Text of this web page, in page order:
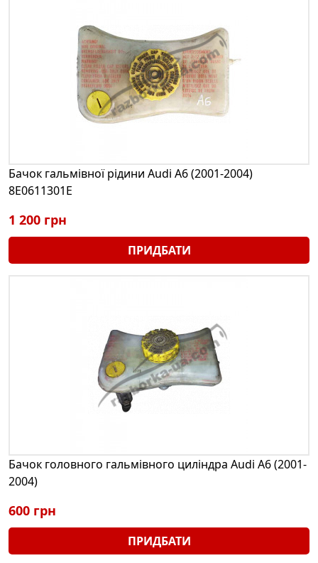
Бачок гальмівної рідини Audi A6 (2001-2004)
8E0611301E
1 200 грн
ПРИДБАТИ
Бачок головного гальмівного циліндра Audi A6 (2001-
2004)
600 грн
ПРИДБАТИ